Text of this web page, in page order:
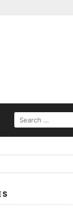
SEARCH
FOR: